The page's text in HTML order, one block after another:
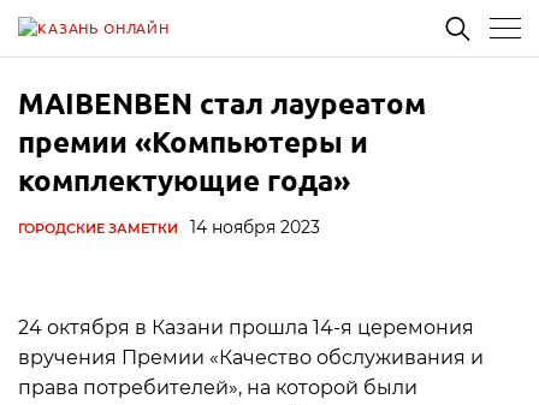
MAIBENBEN стал лауреатом
премии «Компьютеры и
комплектующие года»
ГОРОДСКИЕ ЗАМЕТКИ 14 ноября 2023
24 октября в Казани прошла 14-я церемония
вручения Премии «Качество обслуживания и
права потребителей», на которой были